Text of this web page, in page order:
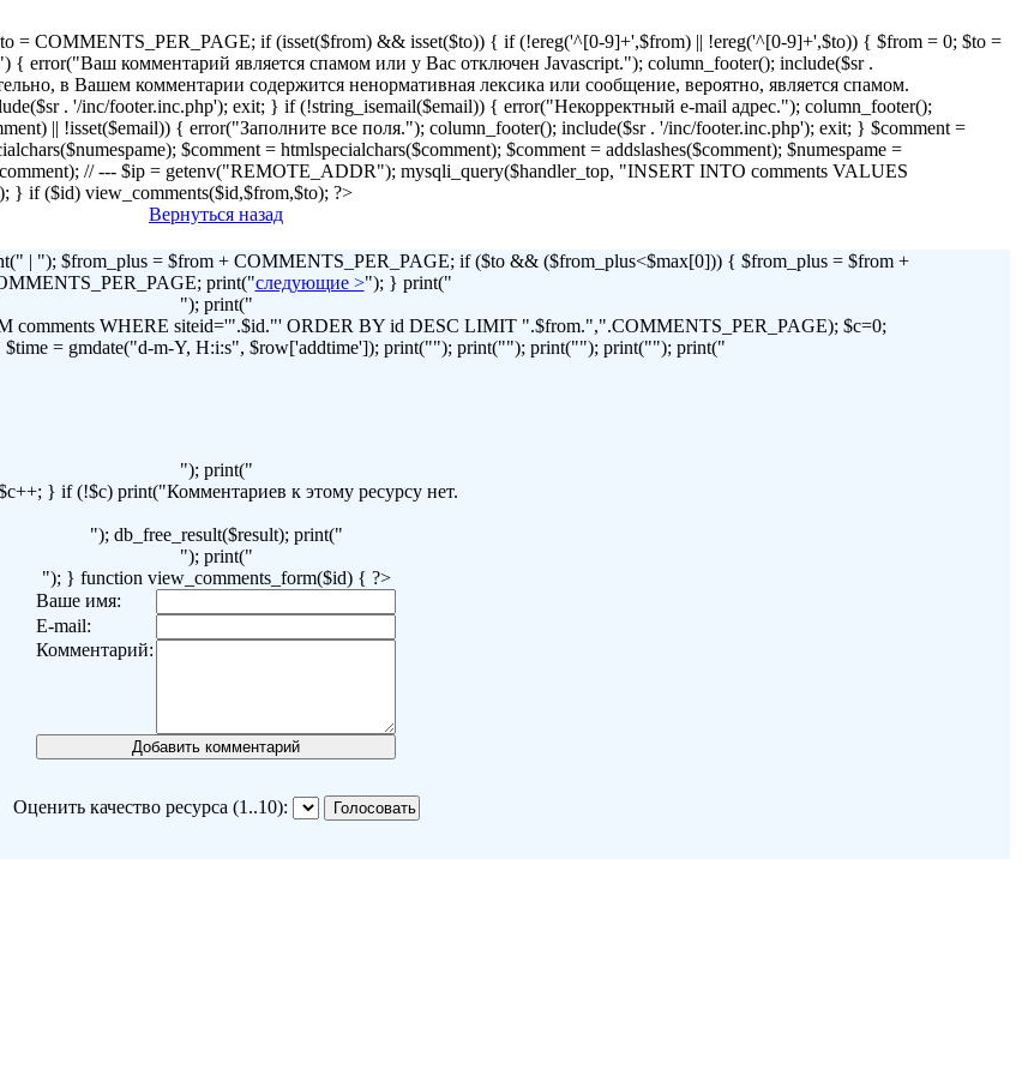
= COMMENTS_PER_PAGE; if (isset($from) && isset($to)) { if (!ereg('^[0-9]+',$from) || !ereg('^[0-9]+',$to)) { $from = 0; $to =
комментарий является спамом или у Вас отключен Javascript."); column_footer(); include($sr .
в Вашем комментарии содержится ненормативная лексика или сообщение, вероятно, является спамом.
. '/inc/footer.inc.php'); exit; } if (!string_isemail($email)) { error("Некорректный e-mail адрес."); column_footer();
|| !isset($email)) { error("Заполните все поля."); column_footer(); include($sr . '/inc/footer.inc.php'); exit; } $comment =
$comment = htmlspecialchars($comment); $comment = addslashes($comment); $numespame =
// --- $ip = getenv("REMOTE_ADDR"); mysqli_query($handler_top, "INSERT INTO comments VALUES
if ($id) view_comments($id,$from,$to); ?>
Вернуться назад
| "); $from_plus = $from + COMMENTS_PER_PAGE; if ($to && ($from_plus<$max[0])) { $from_plus = $from +
print("следующие >"); } print("
"); print("
comments WHERE siteid='".$id."' ORDER BY id DESC LIMIT ".$from.",".COMMENTS_PER_PAGE); $c=0;
$time = gmdate("d-m-Y, H:i:s", $row['addtime']); print(""); print(""); print(""); print(""); print("
"); print("
} if (!$c) print("Комментариев к этому ресурсу нет.
"); db_free_result($result); print("
"); print("
"); } function view_comments_form($id) { ?>
Ваше имя:
E-mail:
Комментарий:
Оценить качество ресурса (1..10):